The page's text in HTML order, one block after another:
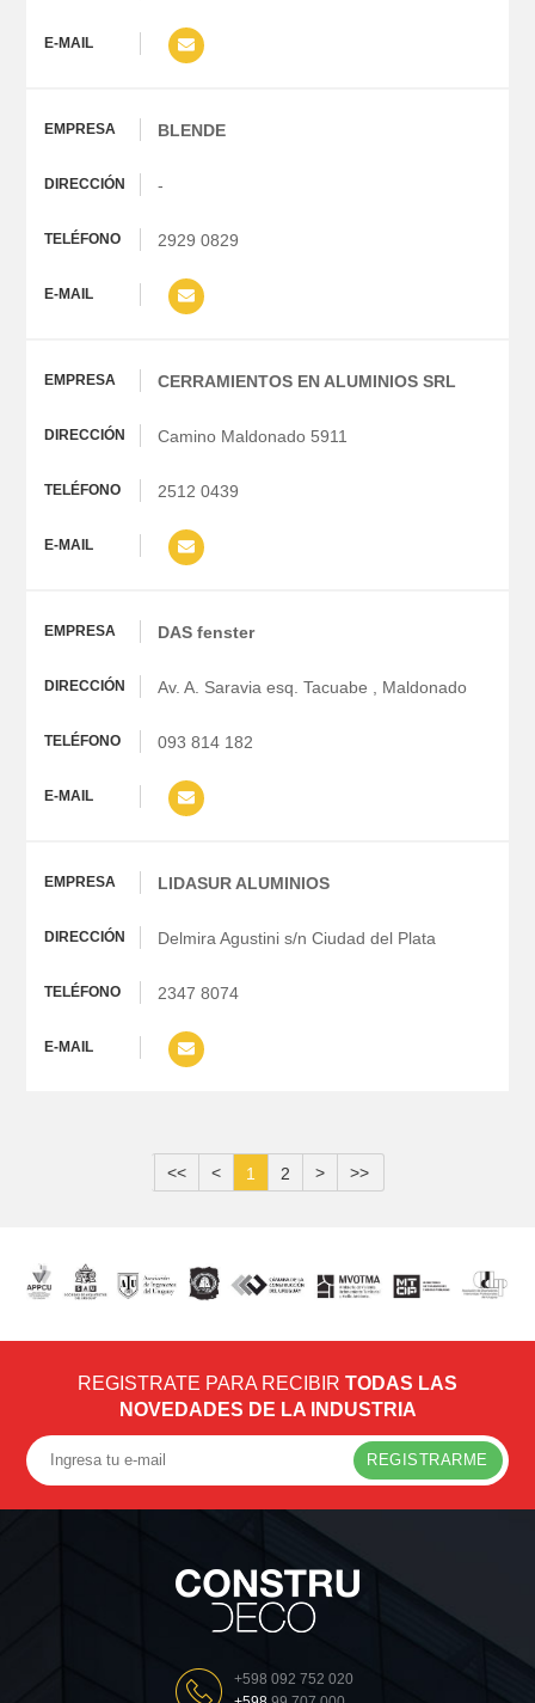
BLENDE
-
2929 0829
CERRAMIENTOS EN ALUMINIOS SRL
Camino Maldonado 5911
2512 0439
DAS fenster
Av. A. Saravia esq. Tacuabe , Maldonado
093 814 182
LIDASUR ALUMINIOS
Delmira Agustini s/n Ciudad del Plata
2347 8074
<< < 1 2 > >>
REGISTRATE PARA RECIBIR TODAS LAS
NOVEDADES DE LA INDUSTRIA
REGISTRARME
+598 092 752 020